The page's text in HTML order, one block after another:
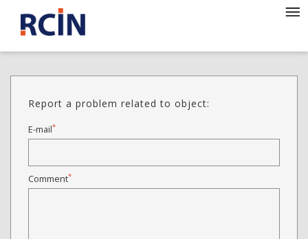
Report a problem related to object:
E-mail*
Comment*